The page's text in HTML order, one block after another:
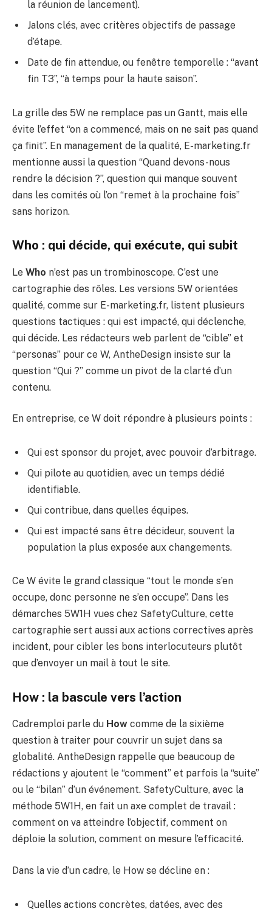
la réunion de lancement).
Jalons clés, avec critères objectifs de passage
d’étape.
Date de fin attendue, ou fenêtre temporelle : “avant
fin T3”, “à temps pour la haute saison”.
La grille des 5W ne remplace pas un Gantt, mais elle
évite l’effet “on a commencé, mais on ne sait pas quand
ça finit”. En management de la qualité, E-marketing.fr
mentionne aussi la question “Quand devons-nous
rendre la décision ?”, question qui manque souvent
dans les comités où l’on “remet à la prochaine fois”
sans horizon.
Who : qui décide, qui exécute, qui subit
Le Who n’est pas un trombinoscope. C’est une
cartographie des rôles. Les versions 5W orientées
qualité, comme sur E-marketing.fr, listent plusieurs
questions tactiques : qui est impacté, qui déclenche,
qui décide. Les rédacteurs web parlent de “cible” et
“personas” pour ce W, AntheDesign insiste sur la
question “Qui ?” comme un pivot de la clarté d’un
contenu.
En entreprise, ce W doit répondre à plusieurs points :
Qui est sponsor du projet, avec pouvoir d’arbitrage.
Qui pilote au quotidien, avec un temps dédié
identifiable.
Qui contribue, dans quelles équipes.
Qui est impacté sans être décideur, souvent la
population la plus exposée aux changements.
Ce W évite le grand classique “tout le monde s’en
occupe, donc personne ne s’en occupe”. Dans les
démarches 5W1H vues chez SafetyCulture, cette
cartographie sert aussi aux actions correctives après
incident, pour cibler les bons interlocuteurs plutôt
que d’envoyer un mail à tout le site.
How : la bascule vers l’action
Cadremploi parle du How comme de la sixième
question à traiter pour couvrir un sujet dans sa
globalité. AntheDesign rappelle que beaucoup de
rédactions y ajoutent le “comment” et parfois la “suite”
ou le “bilan” d’un événement. SafetyCulture, avec la
méthode 5W1H, en fait un axe complet de travail :
comment on va atteindre l’objectif, comment on
déploie la solution, comment on mesure l’efficacité.
Dans la vie d’un cadre, le How se décline en :
Quelles actions concrètes, datées, avec des